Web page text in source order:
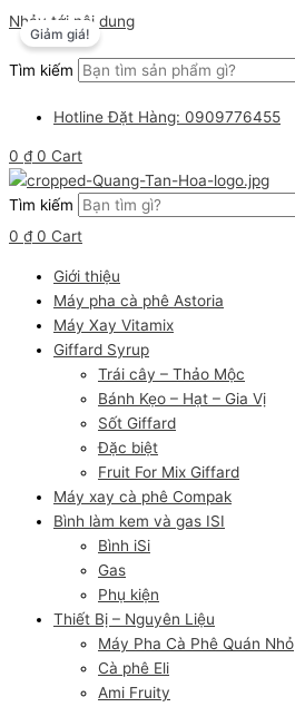
Nhảy tới nội dung
Tìm kiếm
Hotline Đặt Hàng: 0909776455
0 ₫ 0 Cart
Tìm kiếm
0 ₫ 0 Cart
Giới thiệu
Máy pha cà phê Astoria
Máy Xay Vitamix
Giffard Syrup
Trái cây – Thảo Mộc
Bánh Kẹo – Hạt – Gia Vị
Sốt Giffard
Đặc biệt
Fruit For Mix Giffard
Máy xay cà phê Compak
Bình làm kem và gas ISI
Bình iSi
Gas
Phụ kiện
Thiết Bị – Nguyên Liệu
Máy Pha Cà Phê Quán Nhỏ
Cà phê Eli
Ami Fruity
Giảm giá!